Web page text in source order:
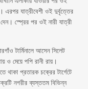
এরপর যাত্রীবেশী ওই দুর্বৃত্তের
স্প্রের পর ওই নারী যাত্রী
টার্মিনালে আসেন সিলেট
ও মেয়ে পপি রানী রায়।
থাকা প্রতারক চক্রের টার্গেটে
নগরীর ব্যস্ততম বিভিন্ন